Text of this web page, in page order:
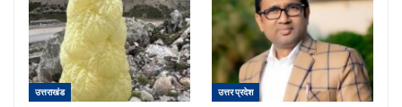
उत्तराखंड उत्तर प्रदेश